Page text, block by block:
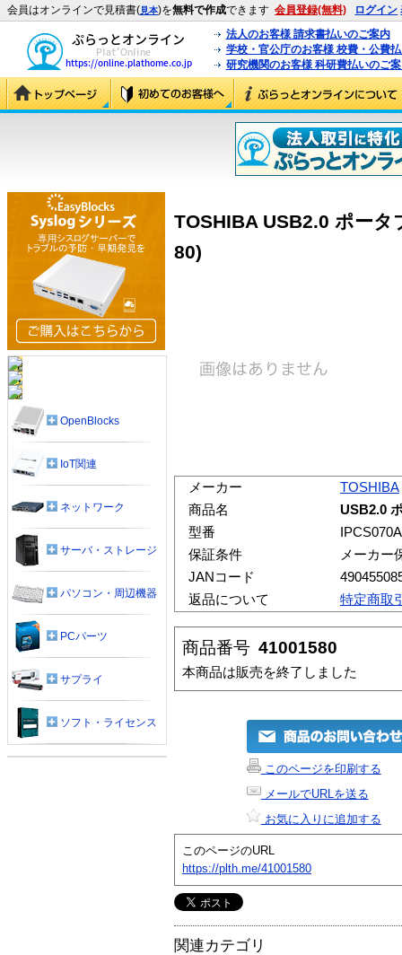
会員はオンラインで見積書(見本)を無料で作成できます 会員登録(無料) ログイン
法人のお客様 請求書払いのご案内
学校・官公庁のお客様 校費・公費
研究機関のお客様 科研費払いのご
TOSHIBA USB2.0 ポータ
80)
メーカー
TOSHIBA
商品名
USB2.0
型番
保証条件
メーカー
JANコード
返品について
特定商取
商品番号 41001580
本商品は販売を終了しました
このページを印刷する
メールでURLを送る
お気に入りに追加する
このページのURL
https://plth.me/41001580
関連カテゴリ
OpenBlocks
IoT関連
ネットワーク
サーバ・ストレージ
パソコン・周辺機器
PCパーツ
サプライ
ソフト・ライセンス